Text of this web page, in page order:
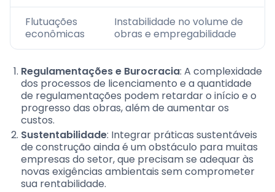
Flutuações
econômicas
Instabilidade no volume de
obras e empregabilidade
Regulamentações e Burocracia: A complexidade
dos processos de licenciamento e a quantidade
de regulamentações podem retardar o início e o
progresso das obras, além de aumentar os
custos.
Sustentabilidade: Integrar práticas sustentáveis
de construção ainda é um obstáculo para muitas
empresas do setor, que precisam se adequar às
novas exigências ambientais sem comprometer
sua rentabilidade.